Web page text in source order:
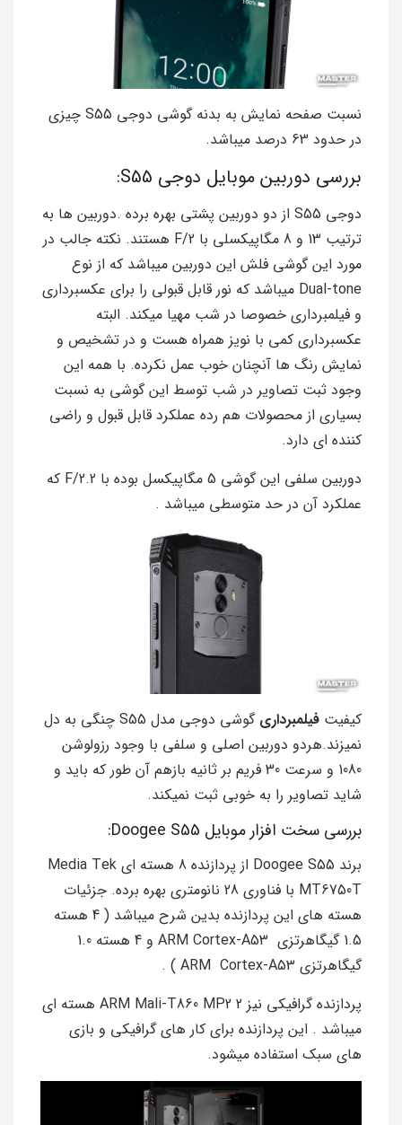
نسبت صفحه نمایش به بدنه گوشی دوجی S55 چیزی
در حدود 63 درصد میباشد.
بررسی دوربین موبایل دوجی S55:
دوجی S55 از دو دوربین پشتی بهره برده .دوربین ها به
ترتیب 13 و 8 مگاپیکسلی با F/2 هستند. نکته جالب در
مورد این گوشی فلش این دوربین میباشد که از نوع
Dual-tone میباشد که نور قابل قبولی را برای عکسبرداری
و فیلمبرداری خصوصا در شب مهیا میکند. البته
عکسبرداری کمی با نویز همراه هست و در تشخیص و
نمایش رنگ ها آنچنان خوب عمل نکرده. با همه این
وجود ثبت تصاویر در شب توسط این گوشی به نسبت
بسیاری از محصولات هم رده عملکرد قابل قبول و راضی
کننده ای دارد.
دوربین سلفی این گوشی 5 مگاپیکسل بوده با F/2.2 که
عملکرد آن در حد متوسطی میباشد .
کیفیت فیلمبرداری
گوشی دوجی مدل S55 چنگی به دل
نمیزند.هردو دوربین اصلی و سلفی با وجود رزولوشن
1080 و سرعت 30 فریم بر ثانیه بازهم آن طور که باید و
شاید تصاویر را به خوبی ثبت نمیکند.
بررسی سخت افزار موبایل Doogee S55:
برند Doogee S55 از پردازنده 8 هسته ای Media Tek
MT6750T با فناوری 28 نانومتری بهره برده. جزئیات
هسته های این پردازنده بدین شرح میباشد ( 4 هسته
1.5 گیگاهرتزی ARM Cortex-A53 و 4 هسته 1.0
گیگاهرتزی ARM Cortex-A53 ) .
پردازنده گرافیکی نیز ARM Mali-T860 MP2 2 هسته ای
میباشد . این پردازنده برای کار های گرافیکی و بازی
های سبک استفاده میشود.